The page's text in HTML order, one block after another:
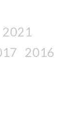
2021
2016